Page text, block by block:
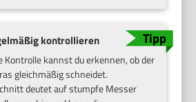
kontrollieren
Kontrolle kannst du erkennen, ob der
gleichmäßig schneidet.
deutet auf stumpfe Messer